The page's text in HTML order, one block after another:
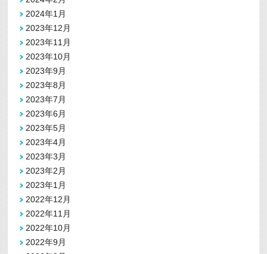
2024年1月
2023年12月
2023年11月
2023年10月
2023年9月
2023年8月
2023年7月
2023年6月
2023年5月
2023年4月
2023年3月
2023年2月
2023年1月
2022年12月
2022年11月
2022年10月
2022年9月